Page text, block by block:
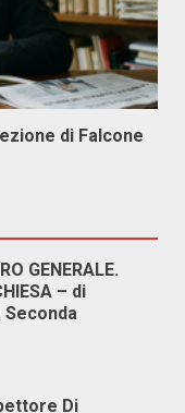
di Falcone
GENERALE.
– di
Di